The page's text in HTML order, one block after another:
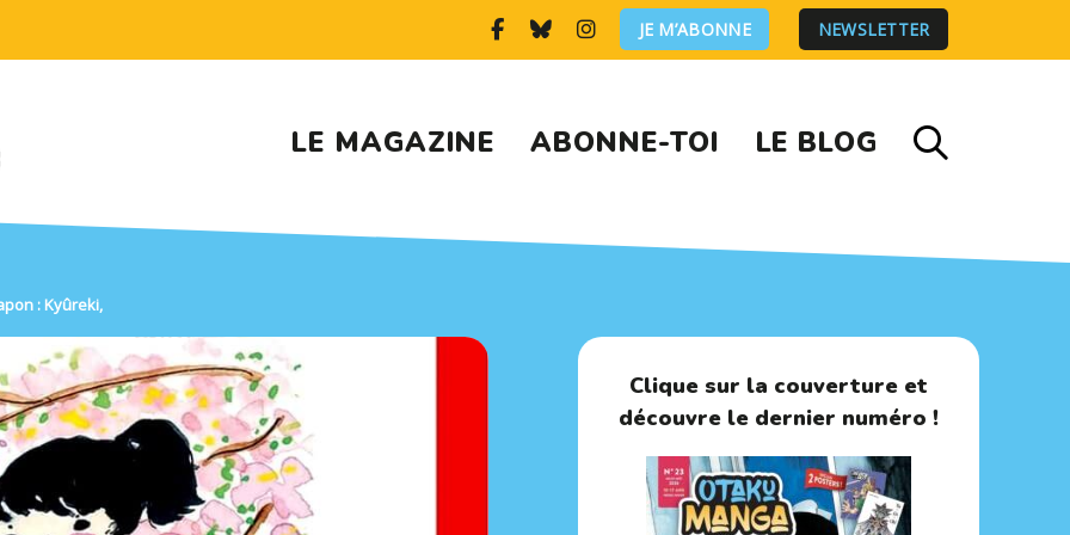
JE M’ABONNE NEWSLETTER
LE MAGAZINE ABONNE-TOI LE BLOG
: Kyûreki,
Clique sur la couverture et
découvre le dernier numéro !